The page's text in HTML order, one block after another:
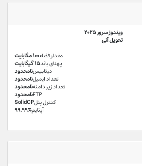
ویندوز سرور 2025
تحویل آنی
1000 مگابایتمقدار فضا
15 گیگابایتپهنای باند
نامحدوددیتابیس
نامحدودتعداد ایمیل
نامحدودتعداد زیر دامنه
نامحدودFTP
SolidCPکنترل پنل
99.99%آپتایم